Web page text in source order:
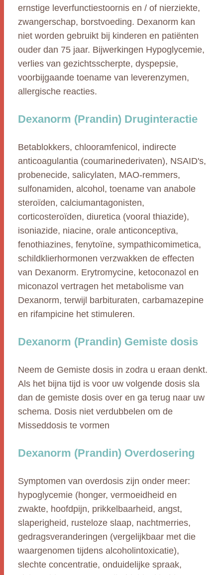
ernstige leverfunctiestoornis en / of nierziekte,
zwangerschap, borstvoeding. Dexanorm kan
niet worden gebruikt bij kinderen en patiënten
ouder dan 75 jaar. Bijwerkingen Hypoglycemie,
verlies van gezichtsscherpte, dyspepsie,
voorbijgaande toename van leverenzymen,
allergische reacties.
Dexanorm (Prandin) Druginteractie
Betablokkers, chlooramfenicol, indirecte
anticoagulantia (coumarinederivaten), NSAID's,
probenecide, salicylaten, MAO-remmers,
sulfonamiden, alcohol, toename van anabole
steroïden, calciumantagonisten,
corticosteroïden, diuretica (vooral thiazide),
isoniazide, niacine, orale anticonceptiva,
fenothiazines, fenytoïne, sympathicomimetica,
schildklierhormonen verzwakken de effecten
van Dexanorm. Erytromycine, ketoconazol en
miconazol vertragen het metabolisme van
Dexanorm, terwijl barbituraten, carbamazepine
en rifampicine het stimuleren.
Dexanorm (Prandin) Gemiste dosis
Neem de Gemiste dosis in zodra u eraan denkt.
Als het bijna tijd is voor uw volgende dosis sla
dan de gemiste dosis over en ga terug naar uw
schema. Dosis niet verdubbelen om de
Misseddosis te vormen
Dexanorm (Prandin) Overdosering
Symptomen van overdosis zijn onder meer:
hypoglycemie (honger, vermoeidheid en
zwakte, hoofdpijn, prikkelbaarheid, angst,
slaperigheid, rusteloze slaap, nachtmerries,
gedragsveranderingen (vergelijkbaar met die
waargenomen tijdens alcoholintoxicatie),
slechte concentratie, onduidelijke spraak,